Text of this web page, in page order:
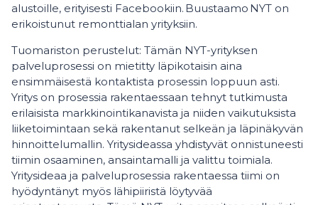
alustoille, erityisesti Facebookiin. Buustaamo NYT on
erikoistunut remonttialan yrityksiin.
Tuomariston perustelut: Tämän NYT-yrityksen
palveluprosessi on mietitty läpikotaisin aina
ensimmäisestä kontaktista prosessin loppuun asti.
Yritys on prosessia rakentaessaan tehnyt tutkimusta
erilaisista markkinointikanavista ja niiden vaikutuksista
liiketoimintaan sekä rakentanut selkeän ja läpinäkyvän
hinnoittelumallin. Yritysideassa yhdistyvät onnistuneesti
tiimin osaaminen, ansaintamalli ja valittu toimiala.
Yritysideaa ja palveluprosessia rakentaessa tiimi on
hyödyntänyt myös lähipiiristä löytyvää